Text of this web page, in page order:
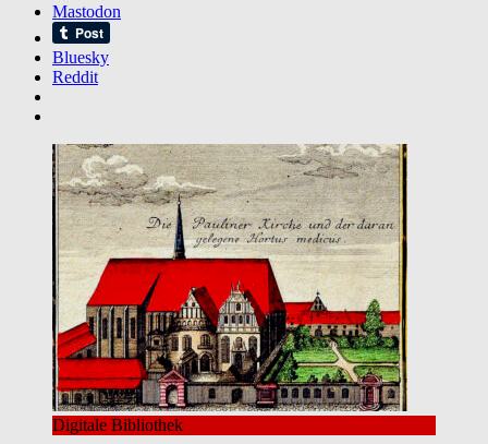
Mastodon
Bluesky
Reddit
Digitale Bibliothek